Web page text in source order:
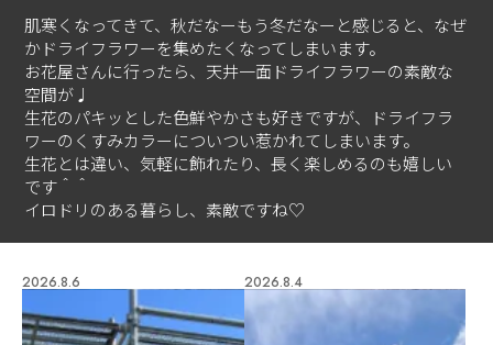
肌寒くなってきて、秋だなーもう冬だなーと感じると、なぜ
かドライフラワーを集めたくなってしまいます。
お花屋さんに行ったら、天井一面ドライフラワーの素敵な
空間が♩
生花のパキッとした色鮮やかさも好きですが、ドライフラ
ワーのくすみカラーについつい惹かれてしまいます。
生花とは違い、気軽に飾れたり、長く楽しめるのも嬉しい
です＾＾
イロドリのある暮らし、素敵ですね♡
2026.8.6 2026.8.4